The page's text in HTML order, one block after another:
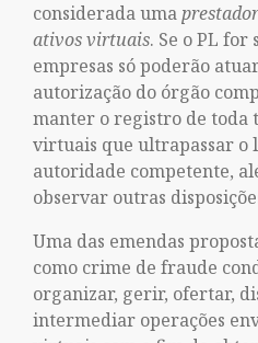
considerada uma
ativos virtuais. Se o PL for
empresas só poderão
autorização do órgão
manter o registro de toda
virtuais que ultrapassar o
autoridade competente,
observar outras
Uma das emendas
como crime de fraude
organizar, gerir, ofertar,
intermediar operações